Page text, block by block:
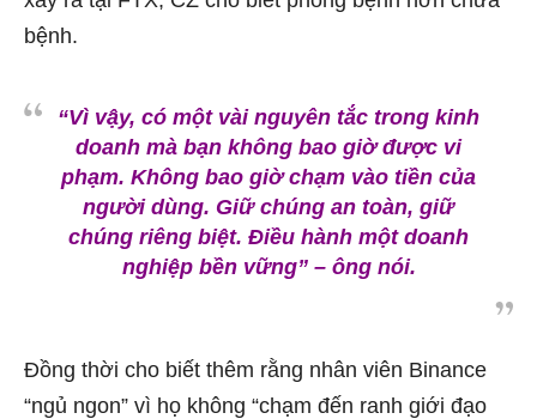
bệnh.
“Vì vậy, có một vài nguyên tắc trong kinh
doanh mà bạn không bao giờ được vi
phạm. Không bao giờ chạm vào tiền của
người dùng. Giữ chúng an toàn, giữ
chúng riêng biệt. Điều hành một doanh
nghiệp bền vững”– ông nói.
Đồng thời cho biết thêm rằng nhân viên Binance
“ngủ ngon” vì họ không “chạm đến ranh giới đạo